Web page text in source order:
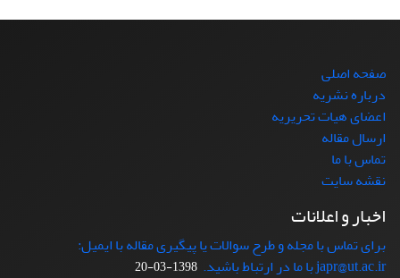
صفحه اصلی
درباره نشریه
اعضای هیات تحریریه
ارسال مقاله
تماس با ما
نقشه سایت
اخبار و اعلانات
برای تماس با مجله و طرح سوالات یا پیگیری مقاله با ایمیل:
japr@ut.ac.ir با ما در ارتباط باشید.
1398-03-20